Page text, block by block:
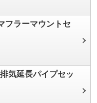
フラーマウントセ
気延長パイプセッ